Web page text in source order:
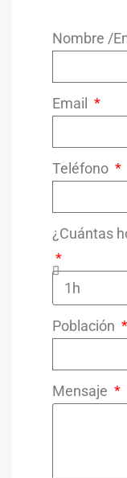
Nombre /
Email
Teléfono
¿Cuántas
Población
Mensaje